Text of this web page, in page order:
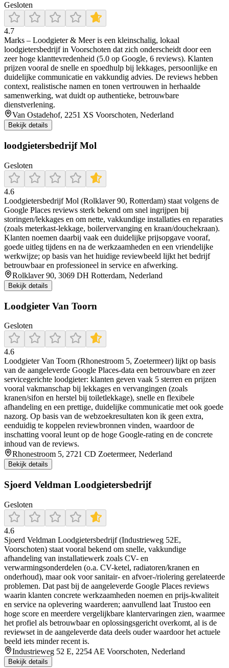
Gesloten
4.7
Marks – Loodgieter & Meer is een kleinschalig, lokaal
loodgietersbedrijf in Voorschoten dat zich onderscheidt door een
zeer hoge klanttevredenheid (5.0 op Google, 6 reviews). Klanten
prijzen vooral de snelle en spoedhulp bij lekkages, persoonlijke en
duidelijke communicatie en vakkundig advies. De reviews hebben
context, realistische namen en tonen vertrouwen in herhaalde
samenwerking, wat duidt op authentieke, betrouwbare
dienstverlening.
Van Ostadehof, 2251 XS Voorschoten, Nederland
Bekijk details
loodgietersbedrijf Mol
Gesloten
4.6
Loodgietersbedrijf Mol (Rolklaver 90, Rotterdam) staat volgens de
Google Places reviews sterk bekend om snel ingrijpen bij
storingen/lekkages en om nette, vakkundige installaties en reparaties
(zoals meterkast-lekkage, boilervervanging en kraan/douchekraan).
Klanten noemen daarbij vaak een duidelijke prijsopgave vooraf,
goede uitleg tijdens en na de werkzaamheden en een vriendelijke
werkwijze; op basis van het huidige reviewbeeld lijkt het bedrijf
betrouwbaar en professioneel in service en afwerking.
Rolklaver 90, 3069 DH Rotterdam, Nederland
Bekijk details
Loodgieter Van Toorn
Gesloten
4.6
Loodgieter Van Toorn (Rhonestroom 5, Zoetermeer) lijkt op basis
van de aangeleverde Google Places-data een betrouwbare en zeer
servicegerichte loodgieter: klanten geven vaak 5 sterren en prijzen
vooral vakmanschap bij lekkages en vervangingen (zoals
kranen/sifon en herstel bij toiletlekkage), snelle en flexibele
afhandeling en een prettige, duidelijke communicatie met ook goede
nazorg. Op basis van de webzoekresultaten kon ik geen extra,
eenduidig te koppelen reviewbronnen vinden, waardoor de
inschatting vooral leunt op de hoge Google-rating en de concrete
inhoud van de reviews.
Rhonestroom 5, 2721 CD Zoetermeer, Nederland
Bekijk details
Sjoerd Veldman Loodgietersbedrijf
Gesloten
4.6
Sjoerd Veldman Loodgietersbedrijf (Industrieweg 52E,
Voorschoten) staat vooral bekend om snelle, vakkundige
afhandeling van installatiewerk zoals CV- en
verwarmingsonderdelen (o.a. CV-ketel, radiatoren/kranen en
onderhoud), maar ook voor sanitair- en afvoer-/riolering gerelateerde
problemen. Dat past bij de aangeleverde Google Places reviews
waarin klanten concrete werkzaamheden noemen en prijs-kwaliteit
en service na oplevering waarderen; aanvullend laat Trustoo een
hoge score en meerdere vergelijkbare klantervaringen zien, waarmee
het profiel als betrouwbaar en oplossingsgericht overkomt, al is de
reviewset in de aangeleverde data deels ouder waardoor het actuele
beeld iets minder recent is.
Industrieweg 52 E, 2254 AE Voorschoten, Nederland
Bekijk details